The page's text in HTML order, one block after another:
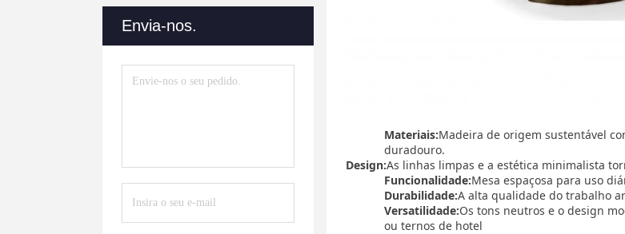
Envia-nos.
Materiais:Madeira de origem sustentável
duradouro.
Design:As linhas limpas e a estética minimalista
Funcionalidade:Mesa espaçosa para uso
Durabilidade:A alta qualidade do trabalho
Versatilidade:Os tons neutros e o design
ou ternos de hotel